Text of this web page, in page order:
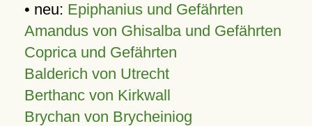
• neu: Epiphanius und Gefährten
Amandus von Ghisalba und Gefährten
Coprica und Gefährten
Balderich von Utrecht
Berthanc von Kirkwall
Brychan von Brycheiniog